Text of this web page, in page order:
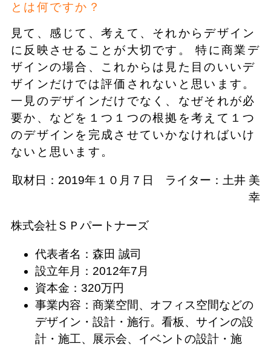
とは何ですか？
見て、感じて、考えて、それからデザイン
に反映させることが大切です。 特に商業デ
ザインの場合、これからは見た目のいいデ
ザインだけでは評価されないと思います。
一見のデザインだけでなく、なぜそれが必
要か、などを１つ１つの根拠を考えて１つ
のデザインを完成させていかなければいけ
ないと思います。
取材日：2019年１０月７日 ライター：土井 美
幸
株式会社ＳＰパートナーズ
代表者名：森田 誠司
設立年月：2012年7月
資本金：320万円
事業内容：商業空間、オフィス空間などの
デザイン・設計・施行。看板、サインの設
計・施工、展示会、イベントの設計・施